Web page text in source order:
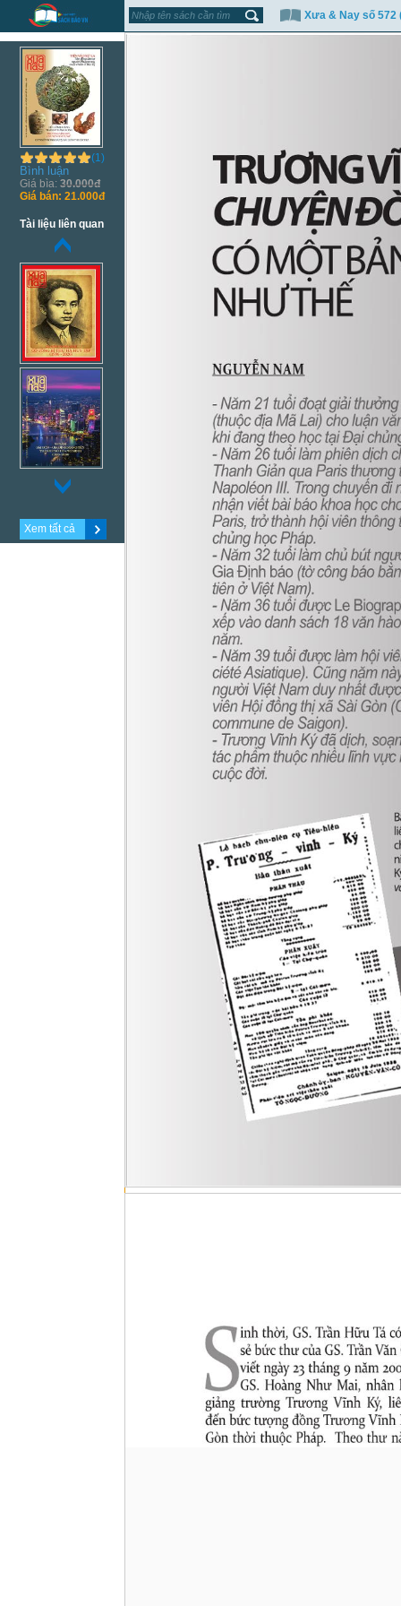
Xưa & Nay số 572
(1)
Bình luận
Giá bìa: 30.000đ
Giá bán: 21.000đ
Tài liệu liên quan
Xem tất cả